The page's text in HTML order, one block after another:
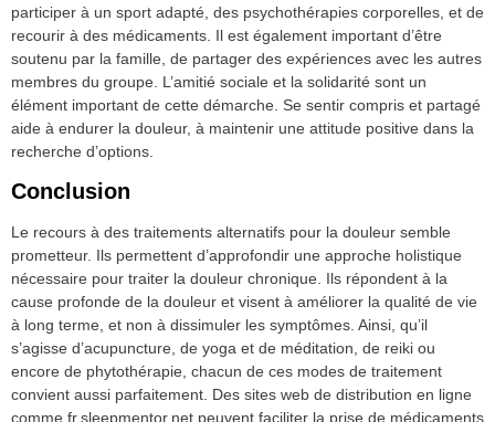
participer à un sport adapté, des psychothérapies corporelles, et de
recourir à des médicaments. Il est également important d’être
soutenu par la famille, de partager des expériences avec les autres
membres du groupe. L’amitié sociale et la solidarité sont un
élément important de cette démarche. Se sentir compris et partagé
aide à endurer la douleur, à maintenir une attitude positive dans la
recherche d’options.
Conclusion
Le recours à des traitements alternatifs pour la douleur semble
prometteur. Ils permettent d’approfondir une approche holistique
nécessaire pour traiter la douleur chronique. Ils répondent à la
cause profonde de la douleur et visent à améliorer la qualité de vie
à long terme, et non à dissimuler les symptômes. Ainsi, qu’il
s’agisse d’acupuncture, de yoga et de méditation, de reiki ou
encore de phytothérapie, chacun de ces modes de traitement
convient aussi parfaitement. Des sites web de distribution en ligne
comme fr.sleepmentor.net peuvent faciliter la prise de médicaments